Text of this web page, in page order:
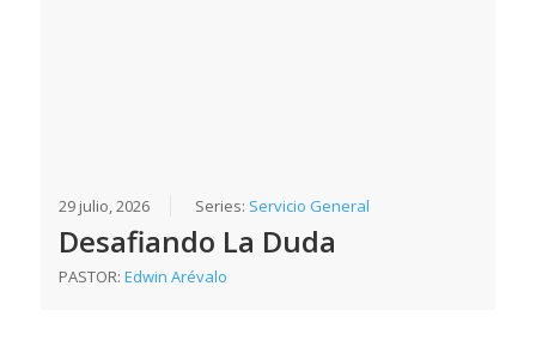
29 julio, 2026 Series: Servicio General
Desafiando La Duda
PASTOR:Edwin Arévalo